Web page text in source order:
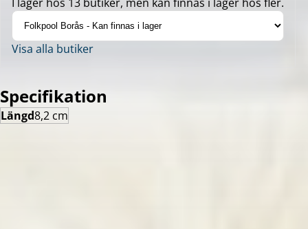
Visa alla butiker
Specifikation
Längd8,2 cm